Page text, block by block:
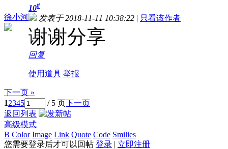
徐小河
10#
发表于 2018-11-11 10:38:22 | 只看该作者
谢谢分享
回复
使用道具 举报
下一页 »
12345 / 5 页下一页
返回列表
高级模式
B Color Image Link Quote Code Smilies
您需要登录后才可以回帖 登录 | 立即注册